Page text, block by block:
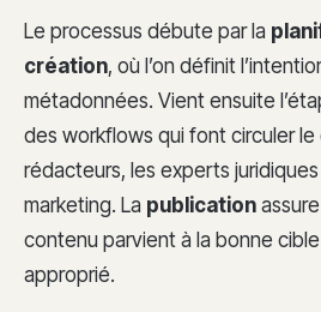
Le processus débute par la
création, où l’on définit
métadonnées. Vient ensuite
des workflows qui font circuler
rédacteurs, les experts
marketing. La publication
contenu parvient à la bonne
approprié.